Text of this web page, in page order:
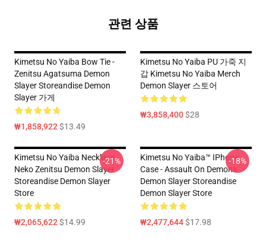
관련 상품
Kimetsu No Yaiba Bow Tie -
Zenitsu Agatsuma Demon
Slayer Storeandise Demon
Slayer 가게
₩1,858,922$13.49
Kimetsu No Yaiba PU 가죽 지
갑 Kimetsu No Yaiba Merch
Demon Slayer 스토어
₩3,858,400$28
Kimetsu No Yaiba Necklace -
Neko Zenitsu Demon Slayer
Storeandise Demon Slayer
Store
₩2,065,622$14.99
-21%
Kimetsu No Yaiba™ IPhone
Case - Assault On Demons
Demon Slayer Storeandise
Demon Slayer Store
₩2,477,644$17.98
-18%